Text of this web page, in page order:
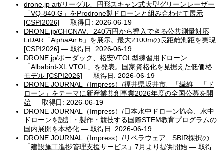
drone.jp art/リーグル、円形スキャン式大型グリーンレーザー
「VQ-840-G」をProdrone製ドローンと組み合わせて展示
[CSPI2026] — 取得日: 2026-06-19
DRONE.jp/CHCNAV、240万円から導入できる公共測量対応
LiDAR「AlphaAir 6」を展示。最大2100mの長距離測距を実現
[CSPI2026] — 取得日: 2026-06-19
DRONE.jp/ボーダック、格安VTOL型練習用ドローン
「Albabird-XL VTOL」を発表。国家資格化を見据えた低価格
モデル [CSPI2026] — 取得日: 2026-06-19
DRONE JOURNAL（Impress）/福井県坂井市、「繊維」「ド
ローン」をテーマに新産業共創事業2026年度の全国公募を開
始 — 取得日: 2026-06-19
DRONE JOURNAL（Impress）/日本水中ドローン協会、水中
ドローンを設計・製作・競技する国際STEM教育プログラムの
国内展開を本格化 — 取得日: 2026-06-19
DRONE JOURNAL（Impress）/リベラウェア、SBIR採択の
「建設施工進捗管理支援サービス」7月より提供開始 — 取得